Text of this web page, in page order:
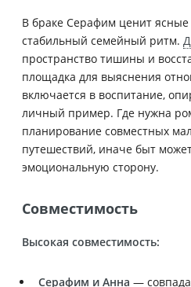
В браке Серафим ценит ясные
стабильный семейный ритм.
пространство тишины и
площадка для выяснения
включается в воспитание,
личный пример. Где нужна
планирование совместных
путешествий, иначе быт
эмоциональную сторону.
Совместимость
Высокая совместимость:
Серафим и Анна —